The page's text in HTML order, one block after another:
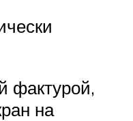
фактурой,
на